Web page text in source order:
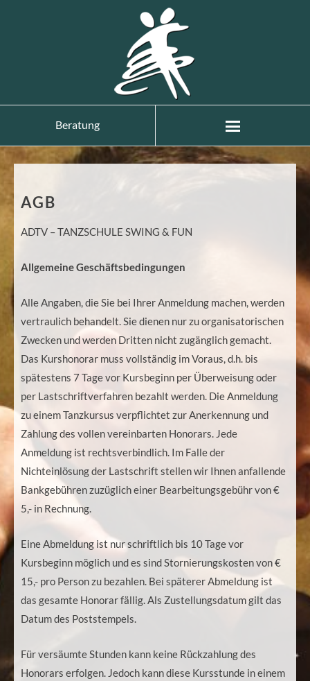
Beratung
AGB
ADTV – TANZSCHULE SWING & FUN
Allgemeine Geschäftsbedingungen
Alle Angaben, die Sie bei Ihrer Anmeldung machen, werden
vertraulich behandelt. Sie dienen nur zu organisatorischen
Zwecken und werden Dritten nicht zugänglich gemacht.
Das Kurshonorar muss vollständig im Voraus, d.h. bis
spätestens 7 Tage vor Kursbeginn per Überweisung oder
per Lastschriftverfahren bezahlt werden. Die Anmeldung
zu einem Tanzkursus verpflichtet zur Anerkennung und
Zahlung des vollen vereinbarten Honorars. Jede
Anmeldung ist rechtsverbindlich. Im Falle der
Nichteinlösung der Lastschrift stellen wir Ihnen anfallende
Bankgebühren zuzüglich einer Bearbeitungsgebühr von €
5,- in Rechnung.
Eine Abmeldung ist nur schriftlich bis 10 Tage vor
Kursbeginn möglich und es sind Stornierungskosten von €
15,- pro Person zu bezahlen. Bei späterer Abmeldung ist
das gesamte Honorar fällig. Als Zustellungsdatum gilt das
Datum des Poststempels.
Für versäumte Stunden kann keine Rückzahlung des
Honorars erfolgen. Jedoch kann diese Kursstunde in einem